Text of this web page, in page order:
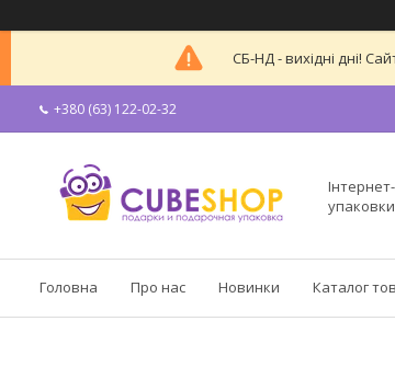
СБ-НД - вихідні дні!
+380 (63) 122-02-32
упаковки
Головна Про нас Новинки Каталог